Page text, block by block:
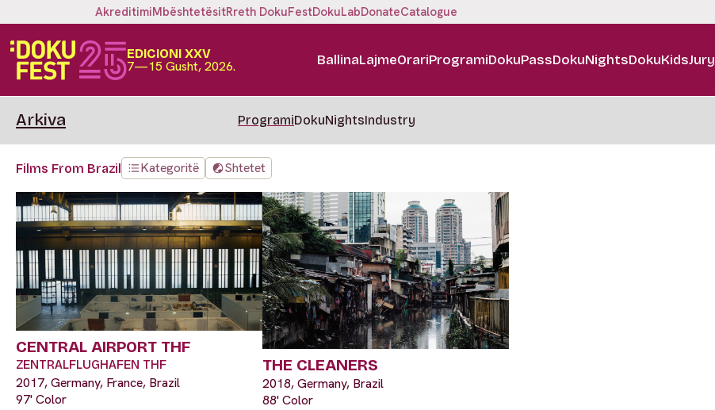
AkreditimiMbështetësitRreth DokuFestDokuLabDonateCatalogue
EDICIONI XXV
7—15 Gusht, 2026. BallinaLajmeOrariProgramiDokuPassDokuNightsDokuKidsJury
Arkiva ProgramiDokuNightsIndustry
Films From Brazil Kategoritë Shtetet
CENTRAL AIRPORT THF
ZENTRALFLUGHAFEN THF
2017, Germany, France, Brazil
97' Color
THE CLEANERS
2018, Germany, Brazil
88' Color